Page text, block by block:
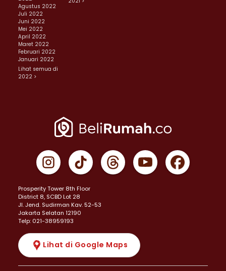
Agustus 2022
Juli 2022
Juni 2022
Mei 2022
April 2022
Maret 2022
Februari 2022
Januari 2022
Lihat semua di
2022 >
Prosperity Tower 8th Floor
District 8, SCBD Lot 28
JI. Jend. Sudirman Kav. 52-53
Jakarta Selatan 12190
Telp: 021-38959193
Lihat di Google Maps